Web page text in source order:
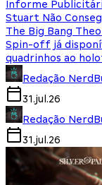
Informe
Stuart Não
The Big Bang
Spin-off já
quadrinhos ao
Redação
31.jul.26
Redação
31.jul.26